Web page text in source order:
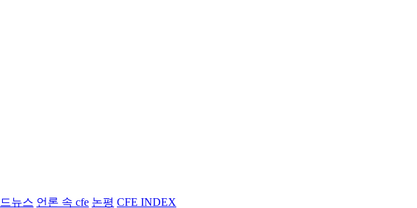
뉴스 언론 속 cfe 논평 CFE INDEX